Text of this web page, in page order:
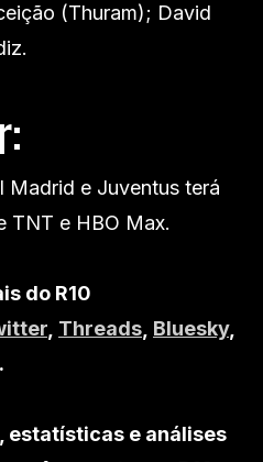
(Thuram); David
Madrid e Juventus terá
TNT e HBO Max.
do R10
Threads Bluesky,
.
estatísticas e análises